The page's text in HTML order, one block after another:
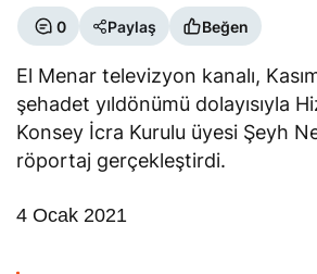
0 Paylaş Beğen
El Menar televizyon kanalı,
şehadet yıldönümü dolayısıyla
Konsey İcra Kurulu üyesi Şeyh
röportaj gerçekleştirdi.
4 Ocak 2021